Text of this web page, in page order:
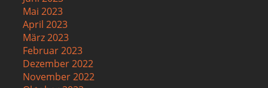
Mai 2023
April 2023
März 2023
Februar 2023
Dezember 2022
November 2022